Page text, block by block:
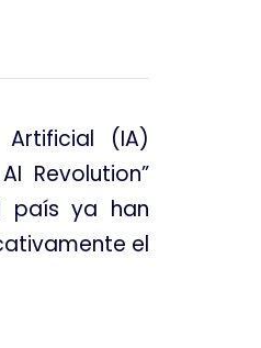
(IA)
Revolution”
país ya han
el